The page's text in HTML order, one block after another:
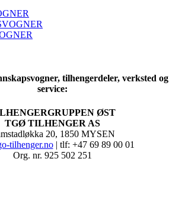
tilhengerdeler, verksted og
service:
ØST
TGØ TILHENGER AS
20, 1850 MYSEN
tilhenger.no| tlf: +47 69 89 00 01
Org. nr. 925 502 251